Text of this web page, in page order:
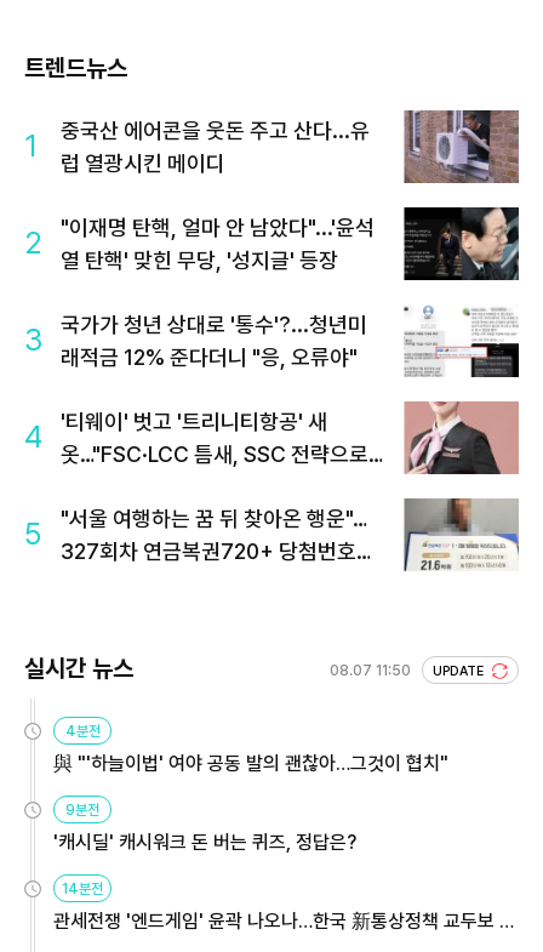
트렌드뉴스
1
중국산 에어콘을 웃돈 주고 산다...유
럽 열광시킨 메이디
2
"이재명 탄핵, 얼마 안 남았다"...'윤석
열 탄핵' 맞힌 무당, '성지글' 등장
3
국가가 청년 상대로 '통수'?...청년미
래적금 12% 준다더니 "응, 오류야"
4
'티웨이' 벗고 '트리니티항공' 새
옷…"FSC·LCC 틈새, SSC 전략으로
5
"서울 여행하는 꿈 뒤 찾아온 행운"…
327회차 연금복권720+ 당첨번호조
실시간 뉴스 08.07 11:50 UPDATE
4분전
與 "'하늘이법' 여야 공동 발의 괜찮아…그것이 협치"
9분전
'캐시딜' 캐시워크 돈 버는 퀴즈, 정답은?
14분전
관세전쟁 '엔드게임' 윤곽 나오나…한국 新통상정책 교두보 활